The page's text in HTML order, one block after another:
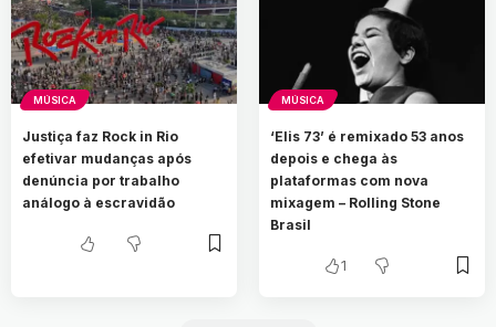
MÚSICA
Justiça faz Rock in Rio
efetivar mudanças após
denúncia por trabalho
análogo à escravidão
MÚSICA
‘Elis 73’ é remixado 53 anos
depois e chega às
plataformas com nova
mixagem – Rolling Stone
Brasil
1